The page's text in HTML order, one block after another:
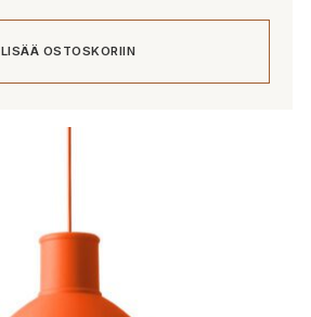
LISÄÄ OSTOSKORIIN